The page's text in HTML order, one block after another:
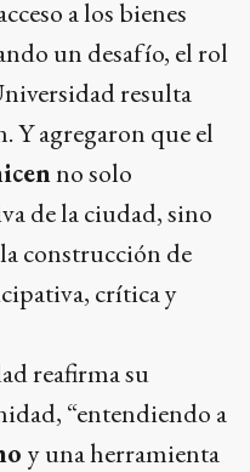
a los bienes
un desafío, el rol
resulta
Y agregaron que el
no solo
de la ciudad, sino
construcción de
crítica y
reafirma su
“entendiendo a
y una herramienta